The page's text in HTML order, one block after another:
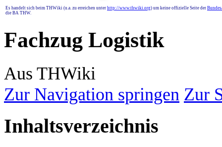
Es handelt sich beim THWiki (u.a. zu erreichen unter http://www.thwiki.org) um keine offizielle Seite der
die BA THW.
Fachzug Logistik
Aus THWiki
Zur Navigation springen Zur
Inhaltsverzeichnis